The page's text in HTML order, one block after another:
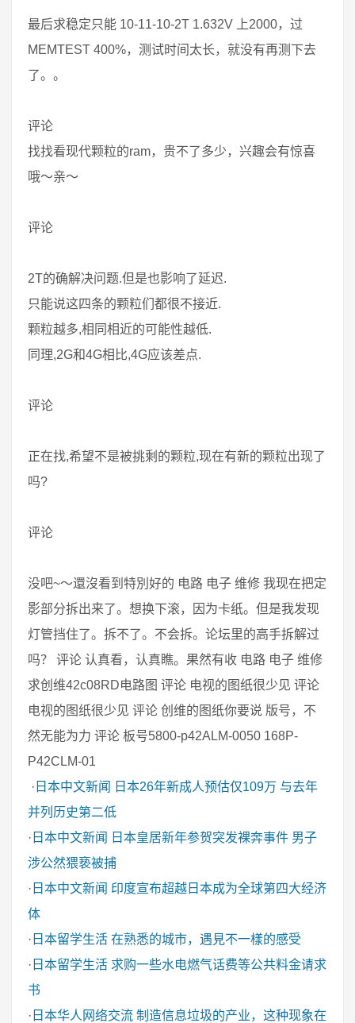
最后求稳定只能 10-11-10-2T 1.632V 上2000，过
MEMTEST 400%，测试时间太长，就没有再测下去
了。。
评论
找找看现代颗粒的ram，贵不了多少，兴趣会有惊喜
哦～亲～
评论
2T的确解决问题.但是也影响了延迟.
只能说这四条的颗粒们都很不接近.
颗粒越多,相同相近的可能性越低.
同理,2G和4G相比,4G应该差点.
评论
正在找,希望不是被挑剩的颗粒,现在有新的颗粒出现了
吗?
评论
没吧~～還沒看到特別好的 电路 电子 维修 我现在把定
影部分拆出来了。想换下滚，因为卡纸。但是我发现
灯管挡住了。拆不了。不会拆。论坛里的高手拆解过
吗？ 评论 认真看，认真瞧。果然有收 电路 电子 维修
求创维42c08RD电路图 评论 电视的图纸很少见 评论
电视的图纸很少见 评论 创维的图纸你要说 版号，不
然无能为力 评论 板号5800-p42ALM-0050 168P-
P42CLM-01
· 日本中文新闻
日本26年新成人预估仅109万 与去年
并列历史第二低
· 日本中文新闻
日本皇居新年参贺突发裸奔事件 男子
涉公然猥亵被捕
· 日本中文新闻 印度宣布超越日本成为全球第四大经济
体
· 日本留学生活 在熟悉的城市，遇見不一樣的感受
· 日本留学生活 求购一些水电燃气话费等公共料金请求
书
· 日本华人网络交流 制造信息垃圾的产业，这种现象在